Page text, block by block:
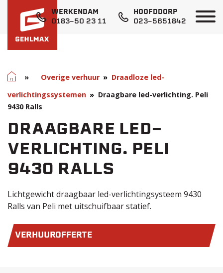
WERKENDAM
0183-50 23 11
HOOFDDORP
023-5651842
Home
» Overige verhuur
Draadloze led-
verlichtingssystemen
Draagbare led-verlichting. Peli
9430 Ralls
DRAAGBARE LED-
VERLICHTING. PELI
9430 RALLS
Lichtgewicht draagbaar led-verlichtingsysteem 9430
Ralls van Peli met uitschuifbaar statief.
VERHUUROFFERTE